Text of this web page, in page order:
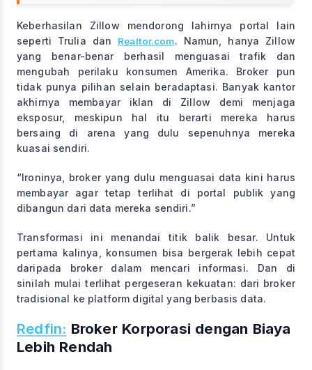
Keberhasilan Zillow mendorong lahirnya portal lain
seperti Trulia dan Realtor.com. Namun, hanya Zillow
yang benar-benar berhasil menguasai trafik dan
mengubah perilaku konsumen Amerika. Broker pun
tidak punya pilihan selain beradaptasi. Banyak kantor
akhirnya membayar iklan di Zillow demi menjaga
eksposur, meskipun hal itu berarti mereka harus
bersaing di arena yang dulu sepenuhnya mereka
kuasai sendiri.
“Ironinya, broker yang dulu menguasai data kini harus
membayar agar tetap terlihat di portal publik yang
dibangun dari data mereka sendiri.”
Transformasi ini menandai titik balik besar. Untuk
pertama kalinya, konsumen bisa bergerak lebih cepat
daripada broker dalam mencari informasi. Dan di
sinilah mulai terlihat pergeseran kekuatan: dari broker
tradisional ke platform digital yang berbasis data.
Redfin: Broker Korporasi dengan Biaya
Lebih Rendah